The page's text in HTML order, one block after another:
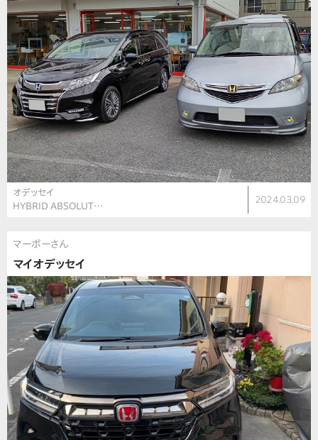
オデッセイ
HYBRID ABSOLUT…
2024.03.09
マーボーさん
マイオデッセイ